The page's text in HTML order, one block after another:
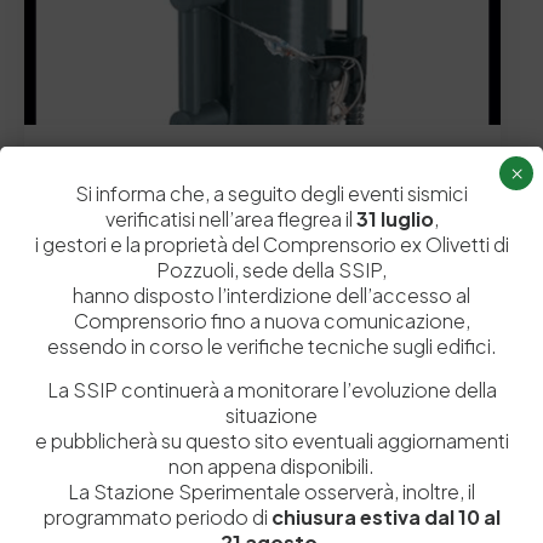
Il campionamento delle acque di scarico: aspetti
normativi e tecnici
Il campionamento delle acque di scarico: aspetti
normativi e tecnici Il Decreto Legislativo 152/2006 e…
Admin_dev2 0 0
Si informa che, a seguito degli eventi sismici
verificatisi nell’area flegrea il31 luglio,
i gestori e la proprietà del Comprensorio ex Olivetti di
Pozzuoli, sede della SSIP,
hanno disposto l’interdizione dell’accesso al
Comprensorio fino a nuova comunicazione,
essendo in corso le verifiche tecniche sugli edifici.
La SSIP continuerà a monitorare l’evoluzione della
situazione
e pubblicherà su questo sito eventuali aggiornamenti
non appena disponibili.
La Stazione Sperimentale osserverà, inoltre, il
programmato periodo di chiusura estiva dal 10 al
×